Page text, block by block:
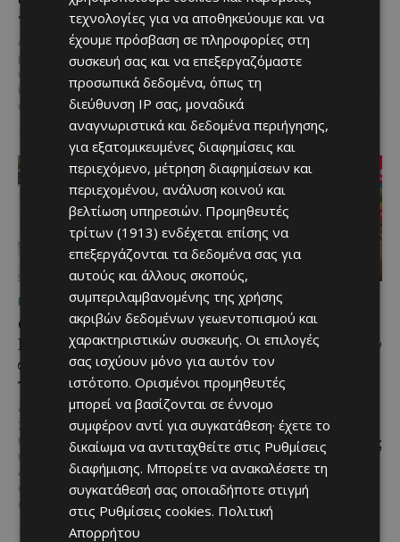
προς το μέλλον
Λίγες αυτοκινητοβιομηχανίες
μπορούν να ισχυριστούν ότι το
όνομά τους έγινε συνώνυμο της
ίδιας της ιστορίας του
αυτοκινήτου. Η...
πεποίθηση ότι ο τουρισμός
αποτελεί μία από τις
σημαντικότερες βιομηχανίες της
Κύπρου και διαχρονικά...
ΜΈΝΟΥΜΕ ΕΝΗΜΕΡΩΜΈΝΟΙ
Ο Λευκαρίτικος τταβάς:
Η αυθεντική κυπριακή
συνταγή που περνά από
γενιά σε γενιά
Ανάμεσα στα πιο
χαρακτηριστικά φαγητά της
κυπριακής παραδοσιακής
κουζίνας ξεχωρίζει ο
Λευκαρίτικος τταβάς, ένα
φαγητό που συνδέεται
άρρηκτα...
ΜΈΝΟΥΜΕ ΕΝΗΜΕΡΩΜΈΝΟΙ
Εμβληματική
Τουριστική Έκταση στην
Παραλιακή Ζώνη
Αλαμινού με
Αδειοδοτημένη
Ξενοδοχειακή Ανάπτυξη
και Πανοραμική Θέα της
Θάλασσας
Μια εξαιρετικά σπάνια
επενδυτική ευκαιρία
παρουσιάζεται στην παραλιακή
τεχνολογίες για να αποθηκεύουμε και να
έχουμε πρόσβαση σε πληροφορίες στη
συσκευή σας και να επεξεργαζόμαστε
προσωπικά δεδομένα, όπως τη
διεύθυνση IP σας, μοναδικά
αναγνωριστικά και δεδομένα περιήγησης,
για εξατομικευμένες διαφημίσεις και
περιεχόμενο, μέτρηση διαφημίσεων και
περιεχομένου, ανάλυση κοινού και
βελτίωση υπηρεσιών. Προμηθευτές
τρίτων (1913) ενδέχεται επίσης να
επεξεργάζονται τα δεδομένα σας για
αυτούς και άλλους σκοπούς,
συμπεριλαμβανομένης της χρήσης
ακριβών δεδομένων γεωεντοπισμού και
χαρακτηριστικών συσκευής. Οι επιλογές
σας ισχύουν μόνο για αυτόν τον
ιστότοπο. Ορισμένοι προμηθευτές
μπορεί να βασίζονται σε έννομο
συμφέρον αντί για συγκατάθεση· έχετε το
δικαίωμα να αντιταχθείτε στις Ρυθμίσεις
διαφήμισης. Μπορείτε να ανακαλέσετε τη
συγκατάθεσή σας οποιαδήποτε στιγμή
στις Ρυθμίσεις cookies. Πολιτική
Απορρήτου